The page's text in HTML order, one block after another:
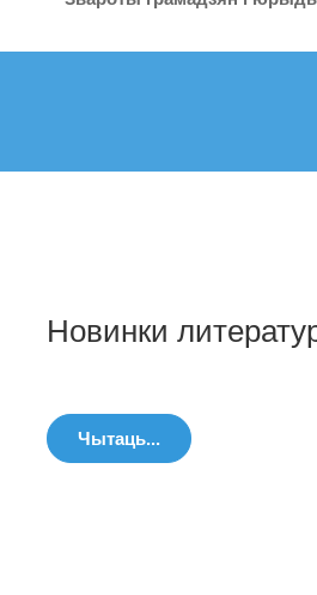
Новинки
Чытаць...